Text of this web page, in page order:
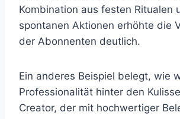
Kombination aus festen Ritualen
spontanen Aktionen erhöhte die
der Abonnenten deutlich.
Ein anderes Beispiel belegt, wie
Professionalität hinter den
Creator, der mit hochwertiger